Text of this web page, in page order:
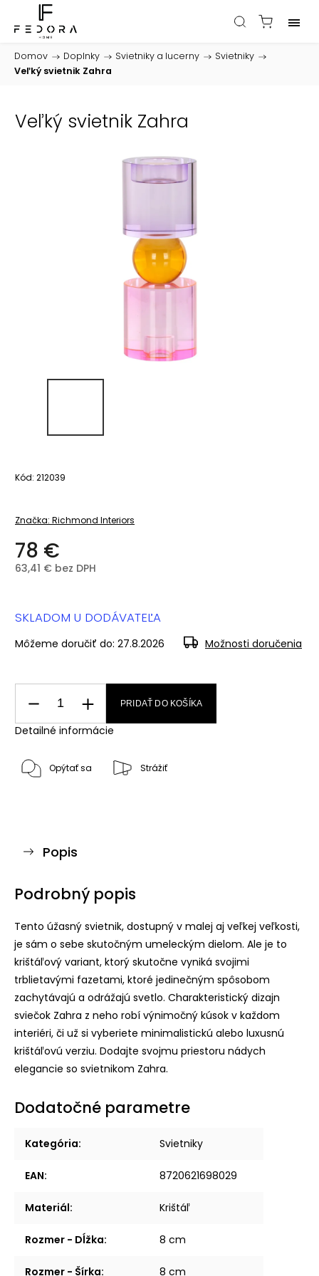
Domov / Doplnky / Svietniky a lucerny / Svietniky /
Veľký svietnik Zahra
Veľký svietnik Zahra
Kód: 212039
Značka: Richmond Interiors
78 €
63,41 € bez DPH
SKLADOM U DODÁVATEĽA
Môžeme doručiť do: 27.8.2026 Možnosti doručenia
PRIDAŤ DO KOŠÍKA
Detailné informácie
Opýtať sa Strážiť
Popis
Podrobný popis
Tento úžasný svietnik, dostupný v malej aj veľkej veľkosti,
je sám o sebe skutočným umeleckým dielom. Ale je to
krištáľový variant, ktorý skutočne vyniká svojimi
trblietavými fazetami, ktoré jedinečným spôsobom
zachytávajú a odrážajú svetlo. Charakteristický dizajn
sviečok Zahra z neho robí výnimočný kúsok v každom
interiéri, či už si vyberiete minimalistickú alebo luxusnú
krištáľovú verziu. Dodajte svojmu priestoru nádych
elegancie so svietnikom Zahra.
Dodatočné parametre
Kategória: Svietniky
EAN: 8720621698029
Materiál: Krištáľ
Rozmer - Dĺžka: 8 cm
Rozmer - Šírka: 8 cm